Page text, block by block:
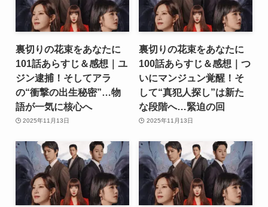
裏切りの花束をあなたに
101話あらすじ＆感想｜ユ
ジン逮捕！そしてアラ
の“衝撃の出生秘密”…物
語が一気に核心へ
2025年11月13日
裏切りの花束をあなたに
100話あらすじ＆感想｜つ
いにマンジュン覚醒！そ
して“真犯人探し”は新た
な段階へ…緊迫の回
2025年11月13日